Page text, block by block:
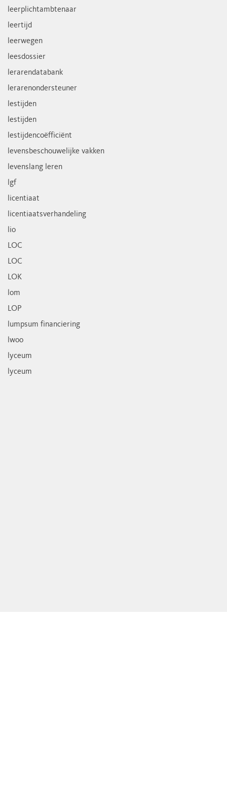
leerplichtambtenaar
leertijd
leerwegen
leesdossier
lerarendatabank
lerarenondersteuner
lestijden
lestijden
lestijdencoëfficiënt
levensbeschouwelijke vakken
levenslang leren
lgf
licentiaat
licentiaatsverhandeling
lio
LOC
LOC
LOK
lom
LOP
lumpsum financiering
lwoo
lyceum
lyceum